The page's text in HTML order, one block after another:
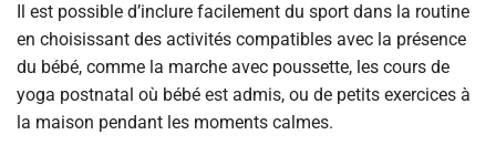
Il est possible d’inclure facilement du sport dans la routine
en choisissant des activités compatibles avec la présence
du bébé, comme la marche avec poussette, les cours de
yoga postnatal où bébé est admis, ou de petits exercices à
la maison pendant les moments calmes.